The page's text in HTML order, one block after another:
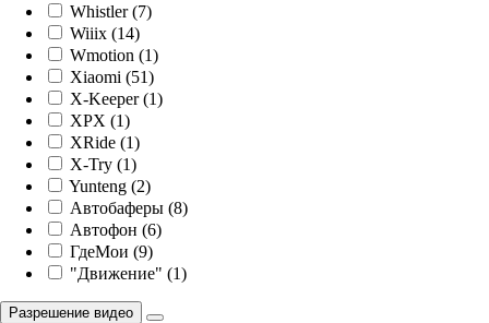
Whistler (7)
Wiiix (14)
Wmotion (1)
Xiaomi (51)
X-Keeper (1)
XPX (1)
XRide (1)
X-Try (1)
Yunteng (2)
Автобаферы (8)
Автофон (6)
ГдеМои (9)
"Движение" (1)
Разрешение видео